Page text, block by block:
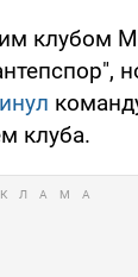
клубом
клуба.